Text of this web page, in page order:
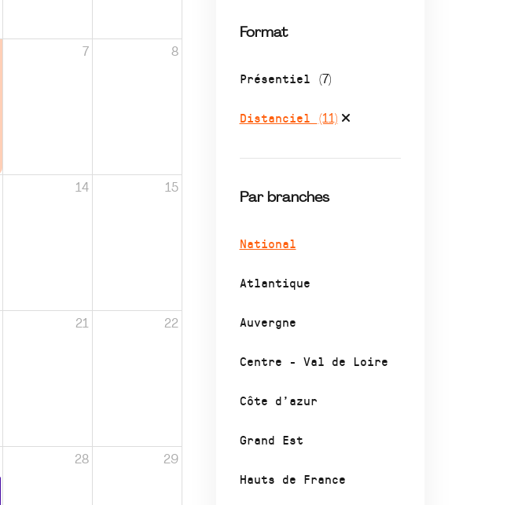
Format
Présentiel (7)
Distanciel (11)
Par branches
National
Atlantique
Auvergne
Centre - Val de Loire
Côte d’azur
Grand Est
Hauts de France
7 8
14 15
21 22
28 29